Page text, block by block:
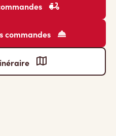
commandes